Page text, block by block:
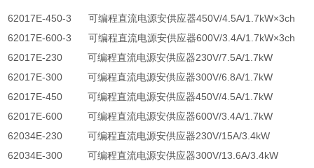
62017E-450-3 可编程直流电源安供应器450V/4.5A/1.7kW×3ch
62017E-600-3
可编程直流电源安供应器600V/3.4A/1.7kW×3ch
62017E-230
可编程直流电源安供应器230V/7.5A/1.7kW
62017E-300
可编程直流电源安供应器300V/6.8A/1.7kW
62017E-450
可编程直流电源安供应器450V/4.5A/1.7kW
62017E-600
可编程直流电源安供应器600V/3.4A/1.7kW
62034E-230
可编程直流电源安供应器230V/15A/3.4kW
62034E-300
可编程直流电源安供应器300V/13.6A/3.4kW